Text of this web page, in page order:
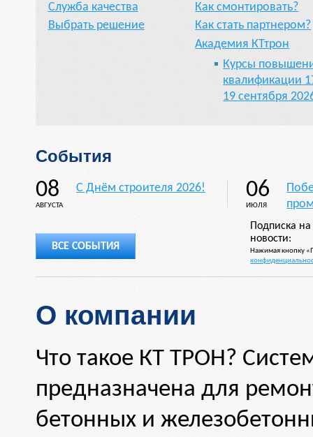
Служба качества
Выбрать решение
Как смонтировать?
Как стать партнером?
Академия КТтрон
Курсы
квалификации
19 сентября
События
08
АВГУСТА
С Днём строителя 2026! 06
ИЮЛЯ
ВСЕ СОБЫТИЯ
Подписка на
новости:
Нажимая кнопку
О компании
Что такое КТ ТРОН?
предназначена для
бетонных и